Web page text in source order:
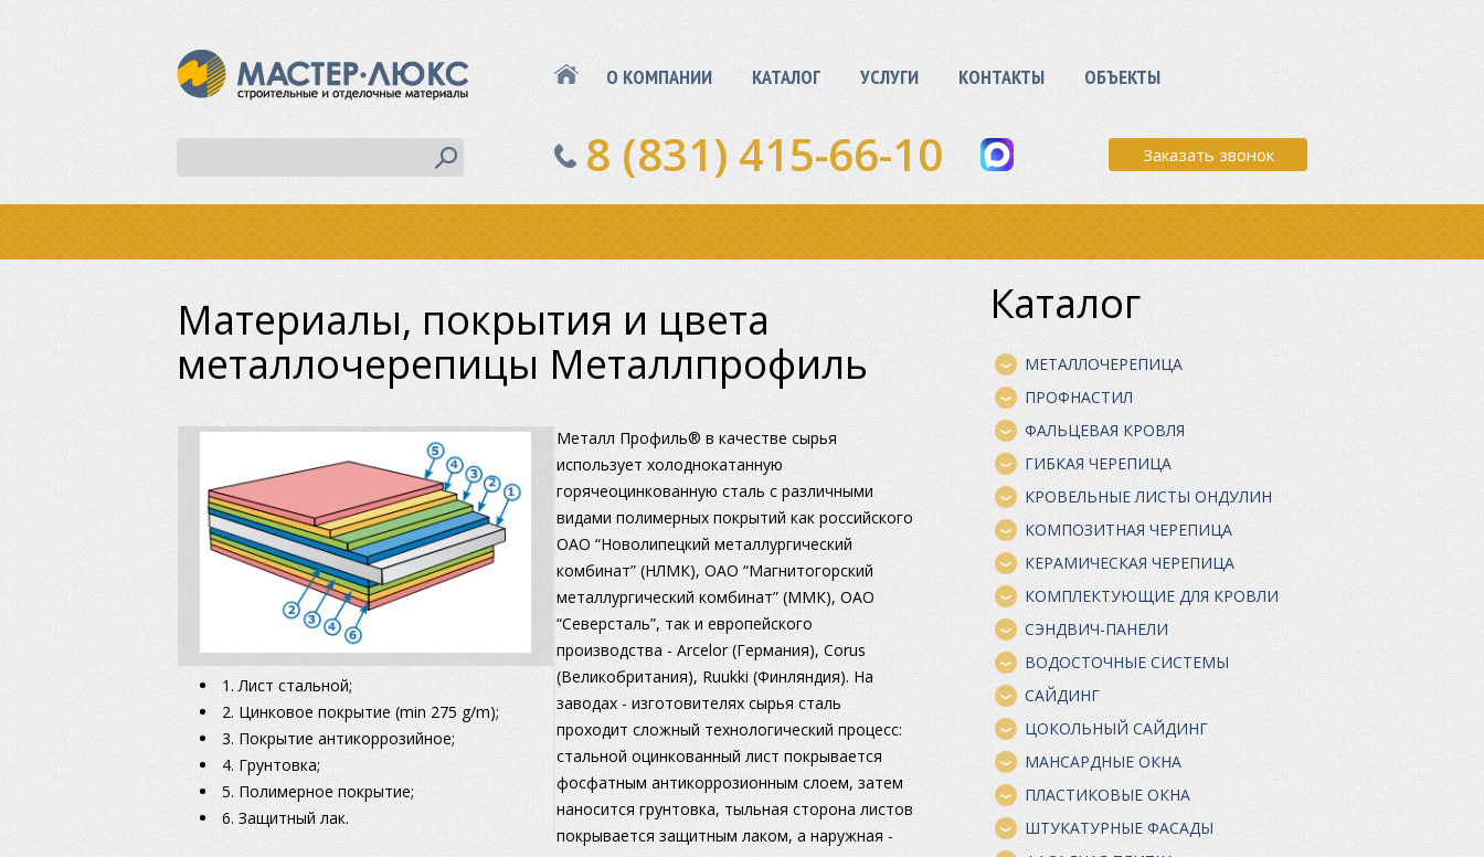
О КОМПАНИИ КАТАЛОГ УСЛУГИ КОНТАКТЫ ОБЪЕКТЫ
Заказать звонок
8 (831) 415-66-10
Материалы, покрытия и цвета
металлочерепицы Металлпрофиль
1. Лист стальной;
2. Цинковое покрытие (min 275 g/m);
3. Покрытие антикоррозийное;
4. Грунтовка;
5. Полимерное покрытие;
6. Защитный лак.
Металл Профиль® в качестве сырья
использует холоднокатанную
горячеоцинкованную сталь с различными
видами полимерных покрытий как российского
ОАО “Новолипецкий металлургический
комбинат” (НЛМК), ОАО “Магнитогорский
металлургический комбинат” (ММК), ОАО
“Северсталь”, так и европейского
производства - Arcelor (Германия), Corus
(Великобритания), Ruukki (Финляндия). На
заводах - изготовителях сырья сталь
проходит сложный технологический процесс:
стальной оцинкованный лист покрывается
фосфатным антикоррозионным слоем, затем
наносится грунтовка, тыльная сторона листов
покрывается защитным лаком, а наружная -
Каталог
МЕТАЛЛОЧЕРЕПИЦА
ПРОФНАСТИЛ
ФАЛЬЦЕВАЯ КРОВЛЯ
ГИБКАЯ ЧЕРЕПИЦА
КРОВЕЛЬНЫЕ ЛИСТЫ ОНДУЛИН
КОМПОЗИТНАЯ ЧЕРЕПИЦА
КЕРАМИЧЕСКАЯ ЧЕРЕПИЦА
КОМПЛЕКТУЮЩИЕ ДЛЯ КРОВЛИ
СЭНДВИЧ-ПАНЕЛИ
ВОДОСТОЧНЫЕ СИСТЕМЫ
САЙДИНГ
ЦОКОЛЬНЫЙ САЙДИНГ
МАНСАРДНЫЕ ОКНА
ПЛАСТИКОВЫЕ ОКНА
ШТУКАТУРНЫЕ ФАСАДЫ